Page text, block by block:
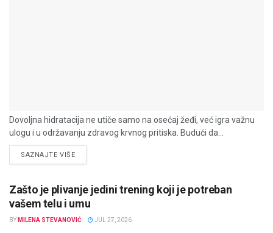
Dovoljna hidratacija ne utiče samo na osećaj žeđi, već igra važnu
ulogu i u održavanju zdravog krvnog pritiska. Budući da...
SAZNAJTE VIŠEDETAILS
Zašto je plivanje jedini trening koji je potreban
vašem telu i umu
BY MILENA STEVANOVIĆ JUL 27, 2026